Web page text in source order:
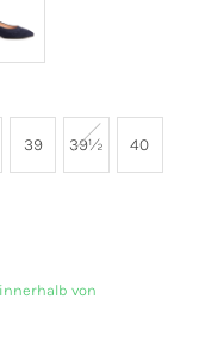
39 39½ 40
von